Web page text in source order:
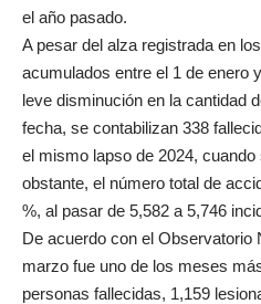
el año pasado.
A pesar del alza registrada en
acumulados entre el 1 de enero
leve disminución en la cantidad
fecha, se contabilizan 338
el mismo lapso de 2024,
obstante, el número total de
%, al pasar de 5,582 a 5,746
De acuerdo con el Observatorio
marzo fue uno de los meses
personas fallecidas, 1,159